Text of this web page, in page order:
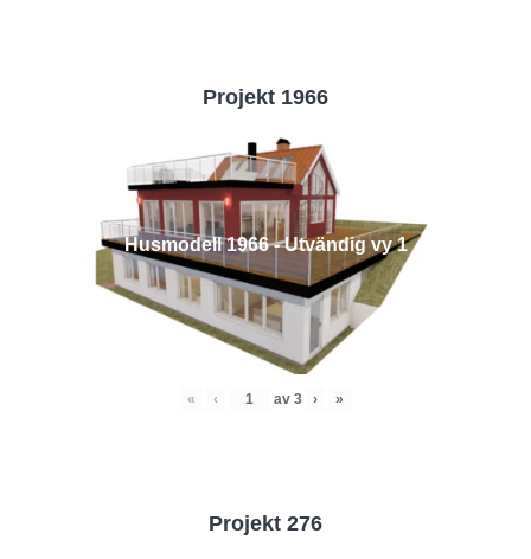
Projekt 1966
Husmodell 1966 - Utvändig vy 1
« ‹ av 3 › »
Projekt 276